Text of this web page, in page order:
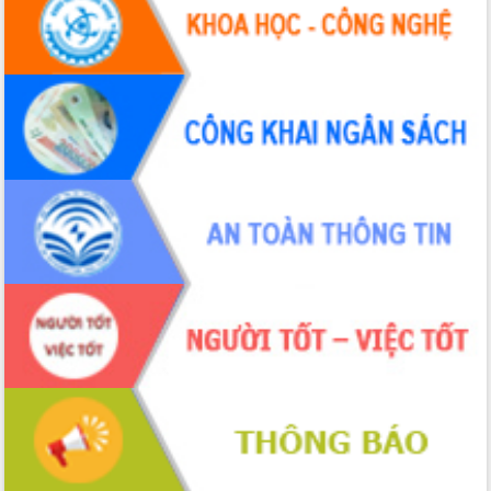
hiện nhiệm vụ quản lý tài sản công
hàng tuần
Tháo gỡ những vướng mắc, đẩy mạnh
công tác cải cách thủ tục hành chính
tại Trung tâm Phục vụ hành chính
công tỉnh
Đắk Lắk: Tôn vinh 46 giải pháp tại Hội
thi Sáng tạo Kỹ thuật 2024 - 2025
Đắk Lắk rà soát, điều chỉnh Đề án 190
về phát triển nuôi trồng thủy sản
Phó Chủ tịch UBND tỉnh Đắk Lắk
Trương Công Thái kiểm tra thực địa
Dự án cao tốc Khánh Hòa - Buôn Ma
Thuột
Định vị cà phê Việt Nam như một “di
sản sống” trong dòng chảy toàn cầu
Xây dựng nông thôn mới: Nâng cao đời
sống người dân từ những mô hình thiết
thực
Quyết liệt tháo gỡ vướng mắc, đẩy